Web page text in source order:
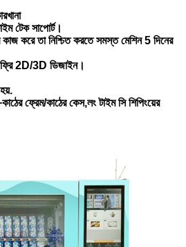
টেক সাপোর্ট।
কাজ করে তা নিশ্চিত করতে সমস্ত মেশিন 5 দিনের
ফ্রি 2D/3D ডিজাইন।
ফ্রেম/কাঠের কেস,লং টাইম সি শিপিংয়ের